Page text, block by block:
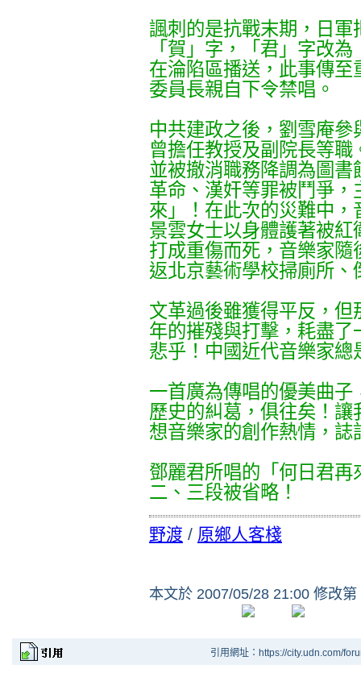
諷刺的是抗戰末期，日
「賀」字，「君」字改
在淪陷區播送，此事傳
委員長親自下令禁唱。
中共建政之後，劉雪庵
曾擔任教授及副院長等
並被撤消職務降調為圖
革命、漢奸等罪被鬥爭
來」！在此次的災難中
景雲女士以身體護著被
打成重傷而死，音樂家
返北京藝術學校掃廁所
文革過後雖獲得平反，
年的摧殘與打擊，耗盡
悲乎！中國近代音樂家總
一首廣為傳唱的優美曲
歷史的糾葛，俱往矣！
想音樂家的創作熱情，誌
鄧麗君所唱的「何日君
二、三段被省略！
野渡 / 原鄉人客棧
本文於 2007/05/28 21:00 修改第
引用網址：https://city.udn.com/